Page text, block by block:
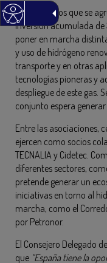
Los proyectos que se
inversión acumulada
poner en marcha
y uso de hidrógeno
transporte y en otras
tecnologías pioneras y
despliegue de este gas.
conjunto espera
Entre las asociaciones,
ejercen como socios
TECNALIA y Cidetec.
diferentes sectores,
pretende generar un
iniciativas en torno al
marcha, como el
por Petronor.
El Consejero Delegado
que “España tiene la